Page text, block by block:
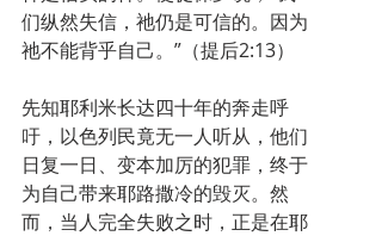
们纵然失信，祂仍是可信的。因为
祂不能背乎自己。”（提后2:13）
先知耶利米长达四十年的奔走呼
吁，以色列民竟无一人听从，他们
日复一日、变本加厉的犯罪，终于
为自己带来耶路撒冷的毁灭。然
而，当人完全失败之时，正是在耶